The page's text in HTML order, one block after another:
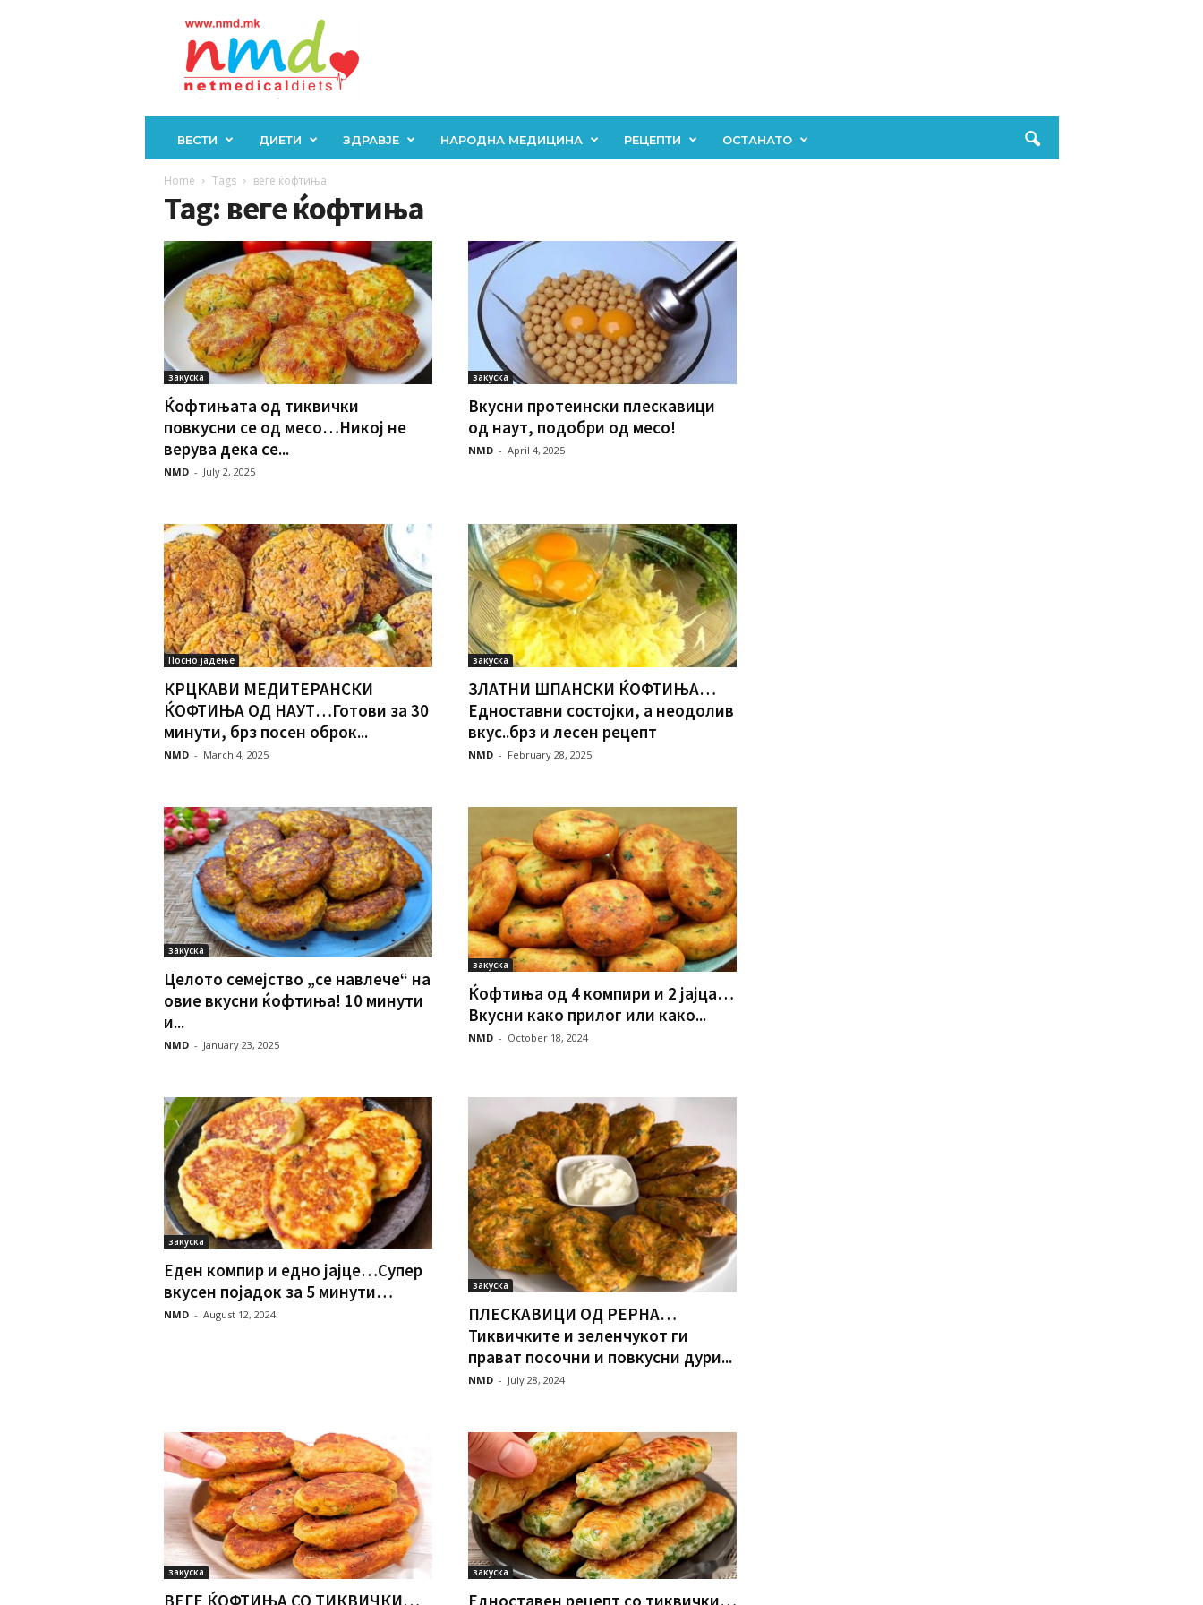
ВЕСТИ ДИЕТИ ЗДРАВЈЕ НАРОДНА МЕДИЦИНА РЕЦЕПТИ ОСТАНАТО
Home Tags веге ќофтиња
Tag: веге ќофтиња
закуска
Ќофтињата од тиквички
повкусни се од месо…Никој не
верува дека се...
NMD - July 2, 2025
закуска
Вкусни протеински плескавици
од наут, подобри од месо!
NMD - April 4, 2025
Посно јадење
КРЦКАВИ МЕДИТЕРАНСКИ
ЌОФТИЊА ОД НАУТ…Готови за 30
минути, брз посен оброк...
NMD - March 4, 2025
закуска
ЗЛАТНИ ШПАНСКИ ЌОФТИЊА…
Едноставни состојки, а неодолив
вкус..брз и лесен рецепт
NMD - February 28, 2025
закуска
Целото семејство „се навлече“ на
овие вкусни ќофтиња! 10 минути
и...
NMD - January 23, 2025
закуска
Ќофтиња од 4 компири и 2 јајца…
Вкусни како прилог или како...
NMD - October 18, 2024
закуска
Еден компир и едно јајце…Супер
вкусен појадок за 5 минути…
NMD - August 12, 2024
закуска
ПЛЕСКАВИЦИ ОД РЕРНА…
Тиквичките и зеленчукот ги
прават посочни и повкусни дури...
NMD - July 28, 2024
закуска закуска